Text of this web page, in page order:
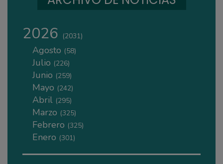
2026 (2031)
Agosto (58)
Julio (226)
Junio (259)
Mayo (242)
Abril (295)
Marzo (325)
Febrero (325)
Enero (301)